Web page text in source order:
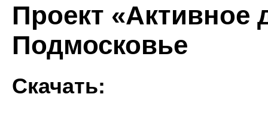
Проект «Активное
Подмосковье
Скачать: